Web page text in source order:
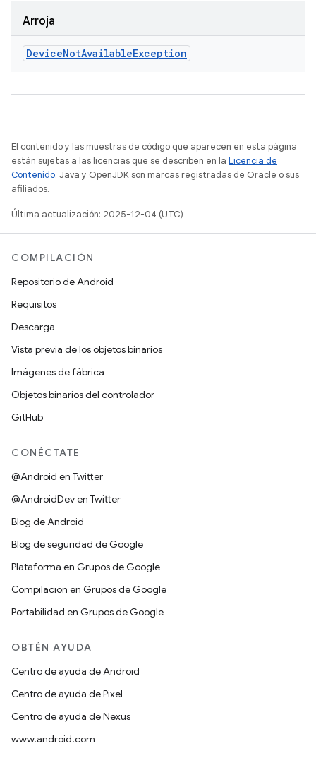
Arroja
DeviceNotAvailableException
El contenido y las muestras de código que aparecen en esta página
están sujetas a las licencias que se describen en la Licencia de
Contenido. Java y OpenJDK son marcas registradas de Oracle o sus
afiliados.
Última actualización: 2025-12-04 (UTC)
COMPILACIÓN
Repositorio de Android
Requisitos
Descarga
Vista previa de los objetos binarios
Imágenes de fábrica
Objetos binarios del controlador
GitHub
CONÉCTATE
@Android en Twitter
@AndroidDev en Twitter
Blog de Android
Blog de seguridad de Google
Plataforma en Grupos de Google
Compilación en Grupos de Google
Portabilidad en Grupos de Google
OBTÉN AYUDA
Centro de ayuda de Android
Centro de ayuda de Pixel
Centro de ayuda de Nexus
www.android.com